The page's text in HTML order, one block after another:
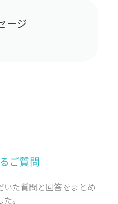
ージ
ご質問
いた質問と回答をまとめ
た。